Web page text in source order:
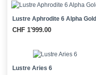
Lustre Aphrodite 6 Alpha Gold
CHF 1'999.00
Lustre Aries 6